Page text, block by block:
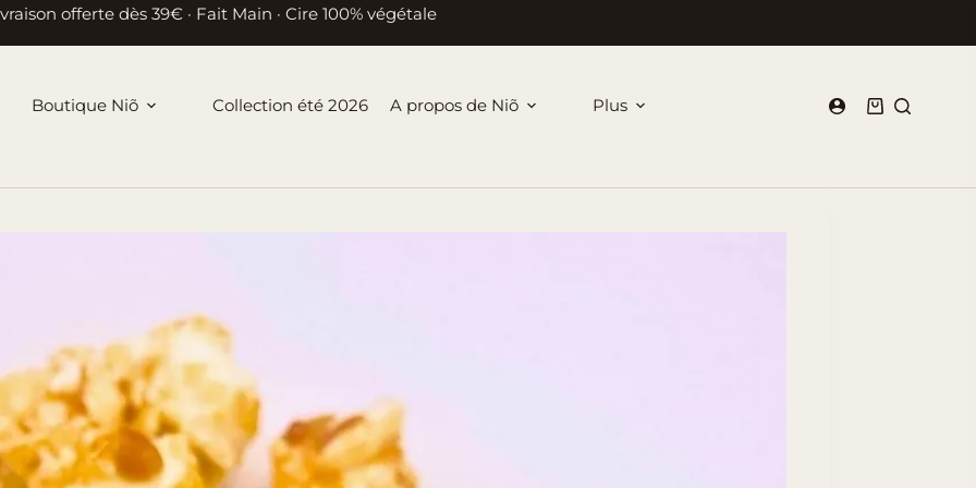
offerte dès 39€ · Fait Main · Cire 100% végétale
Boutique Niõ Collection été 2026 A propos de Niõ Plus
Panier